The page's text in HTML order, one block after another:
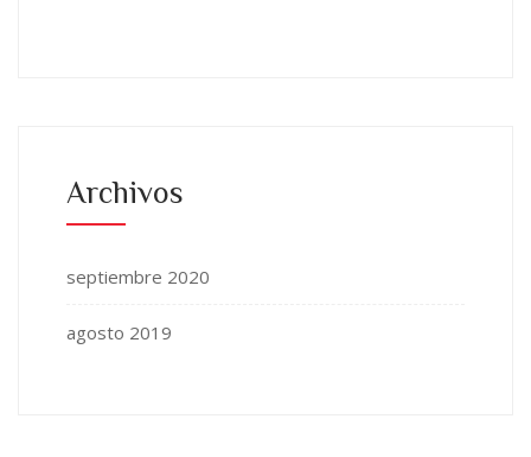
Archivos
septiembre 2020
agosto 2019